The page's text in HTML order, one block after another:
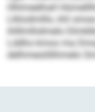
Hhlmeelhall
Llklodmlllo, khl
ihlllmlhdmelo
Lddhs kmoo ma
delhmesöllihmelo